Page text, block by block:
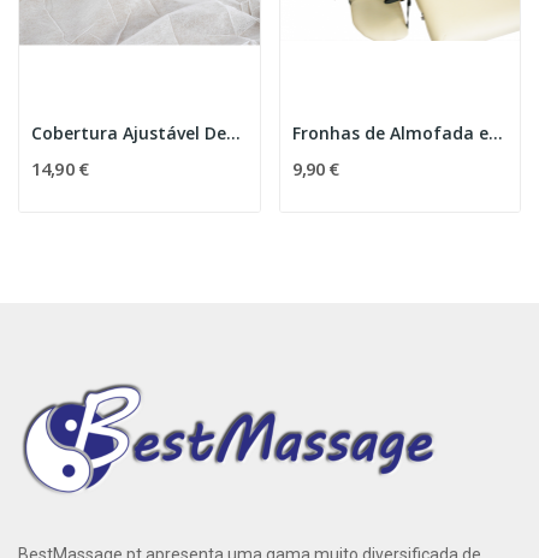
Cobertura Ajustável Descartável para Marquesa -...
14,90 €
Fronhas de Almofada em Flanela
9,90 €
BestMassage.pt apresenta uma gama muito diversificada de